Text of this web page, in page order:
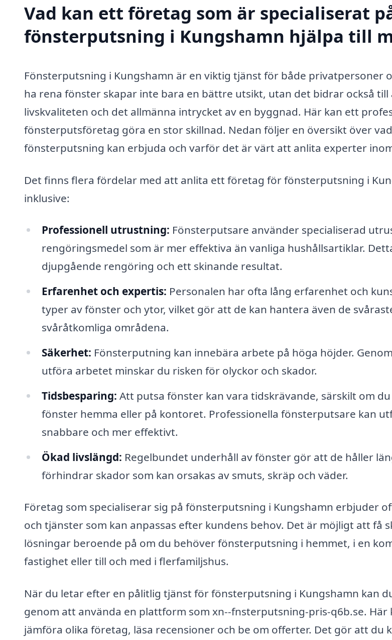
Vad kan ett företag som är specialiserat
fönsterputsning i Kungshamn hjälpa till
Fönsterputsning i Kungshamn är en viktig tjänst för både privatpersoner
ha rena fönster skapar inte bara en bättre utsikt, utan det bidrar också till
livskvaliteten och det allmänna intrycket av en byggnad. Här kan ett
fönsterputsföretag göra en stor skillnad. Nedan följer en översikt över
fönsterputsning kan erbjuda och varför det är värt att anlita experter
Det finns flera fördelar med att anlita ett företag för fönsterputsning i
inklusive:
Professionell utrustning: Fönsterputsare använder specialiserad
rengöringsmedel som är mer effektiva än vanliga hushållsartiklar.
djupgående rengöring och ett skinande resultat.
Erfarenhet och expertis: Personalen har ofta lång erfarenhet och
typer av fönster och ytor, vilket gör att de kan hantera även de
svåråtkomliga områdena.
Säkerhet: Fönsterputning kan innebära arbete på höga höjder.
utföra arbetet minskar du risken för olyckor och skador.
Tidsbesparing: Att putsa fönster kan vara tidskrävande, särskilt om
fönster hemma eller på kontoret. Professionella fönsterputsare kan
snabbare och mer effektivt.
Ökad livslängd: Regelbundet underhåll av fönster gör att de håller
förhindrar skador som kan orsakas av smuts, skräp och väder.
Företag som specialiserar sig på fönsterputsning i Kungshamn erbjuder
och tjänster som kan anpassas efter kundens behov. Det är möjligt att få
lösningar beroende på om du behöver fönsterputsning i hemmet, i en
fastighet eller till och med i flerfamiljshus.
När du letar efter en pålitlig tjänst för fönsterputsning i Kungshamn kan
genom att använda en plattform som xn--fnsterputsning-pris-q6b.se. Här
jämföra olika företag, läsa recensioner och be om offerter. Det gör att du